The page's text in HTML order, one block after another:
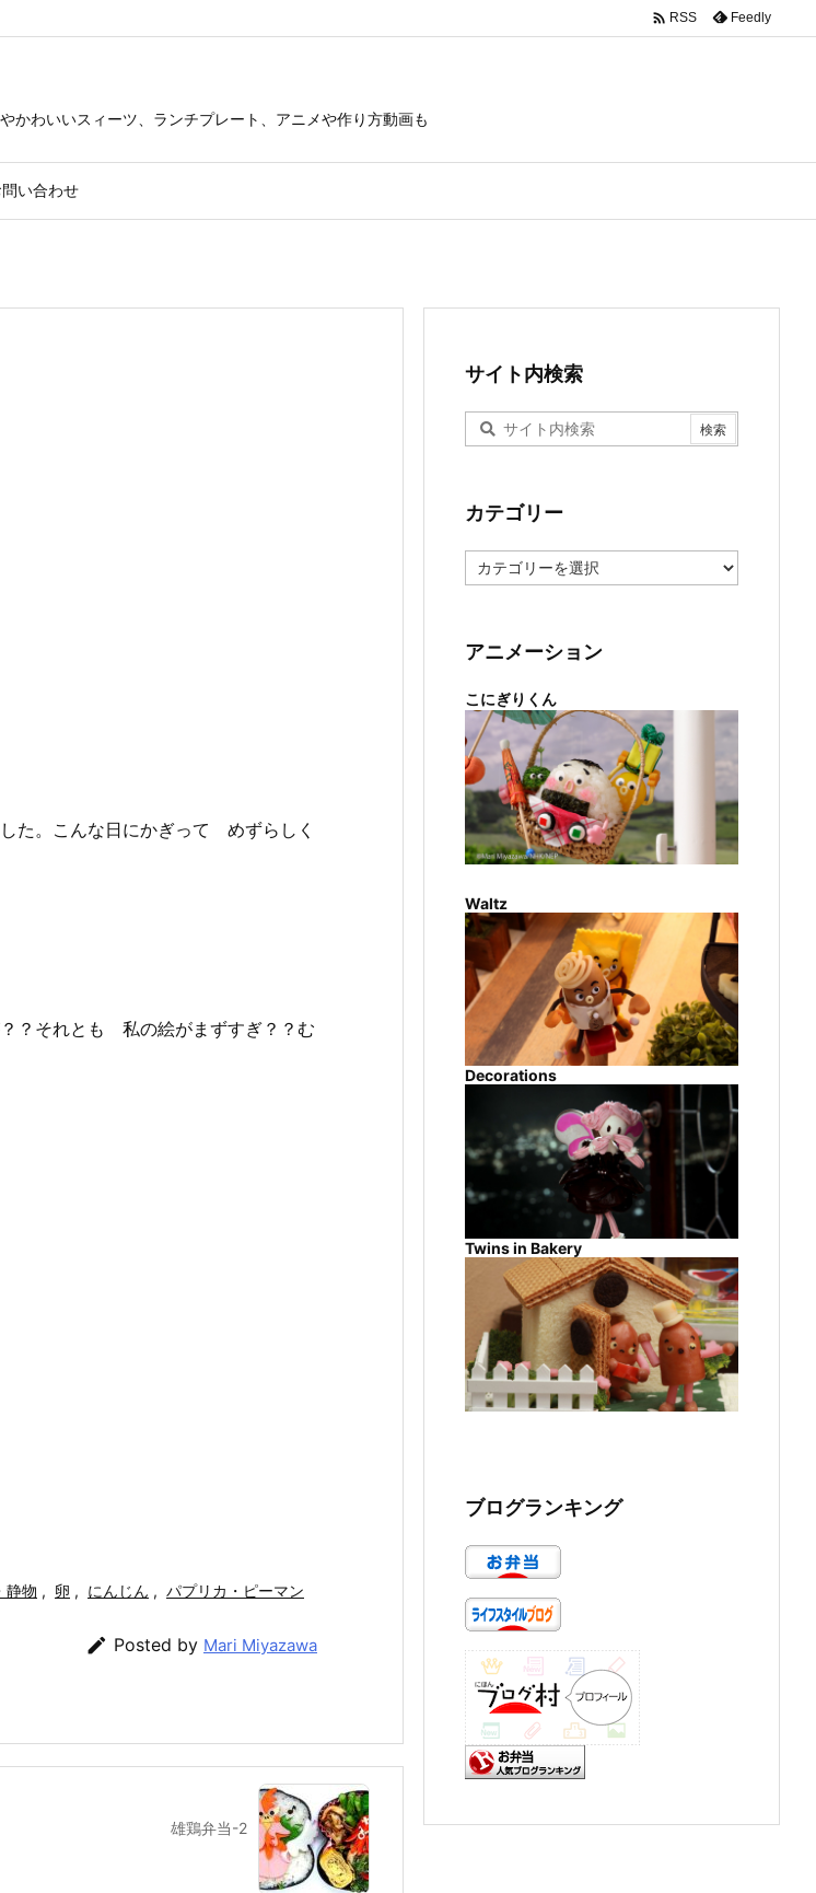
かわいいスィーツ、ランチプレート、アニメや作り方動画も
問い合わせ
 RSS Feedly
た。こんな日にかぎって めずらしく
？それとも 私の絵がまずすぎ？？む
静物 , 卵 , にんじん , パプリカ・ピーマン
 Posted by Mari Miyazawa
雄鶏弁当-2
サイト内検索
カテゴリー
テ
ー
アニメーション
こにぎりくん
Waltz
Decorations
Twins in Bakery
ブログランキング